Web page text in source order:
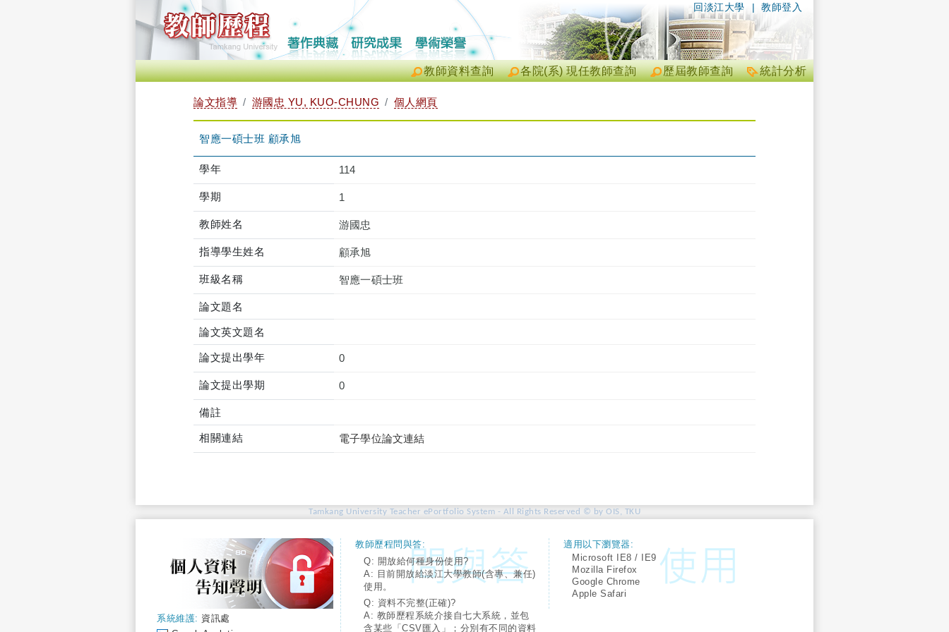
| 教師登入
回淡江大學
統計分析
歷屆教師查詢
各院(系) 現任教師查詢
教師資料查詢
論文指導 游國忠 YU, KUO-CHUNG 個人網頁
智應一碩士班 顧承旭
學年 114
學期 1
教師姓名 游國忠
指導學生姓名 顧承旭
班級名稱 智應一碩士班
論文題名
論文英文題名
論文提出學年 0
論文提出學期 0
備註
相關連結 電子學位論文連結
Tamkang University Teacher ePortfolio System - All Rights Reserved © by OIS, TKU
系統維護: 資訊處
教師歷程問與答:
Q: 開放給何種身份使用?
A: 目前開放給淡江大學教師(含專、兼任)
使用。
Q: 資料不完整(正確)?
A: 教師歷程系統介接自七大系統，並包
含某些「CSV匯入」；分別有不同的資料
適用以下瀏覽器:
Microsoft IE8 / IE9
Mozilla Firefox
Google Chrome
Apple Safari